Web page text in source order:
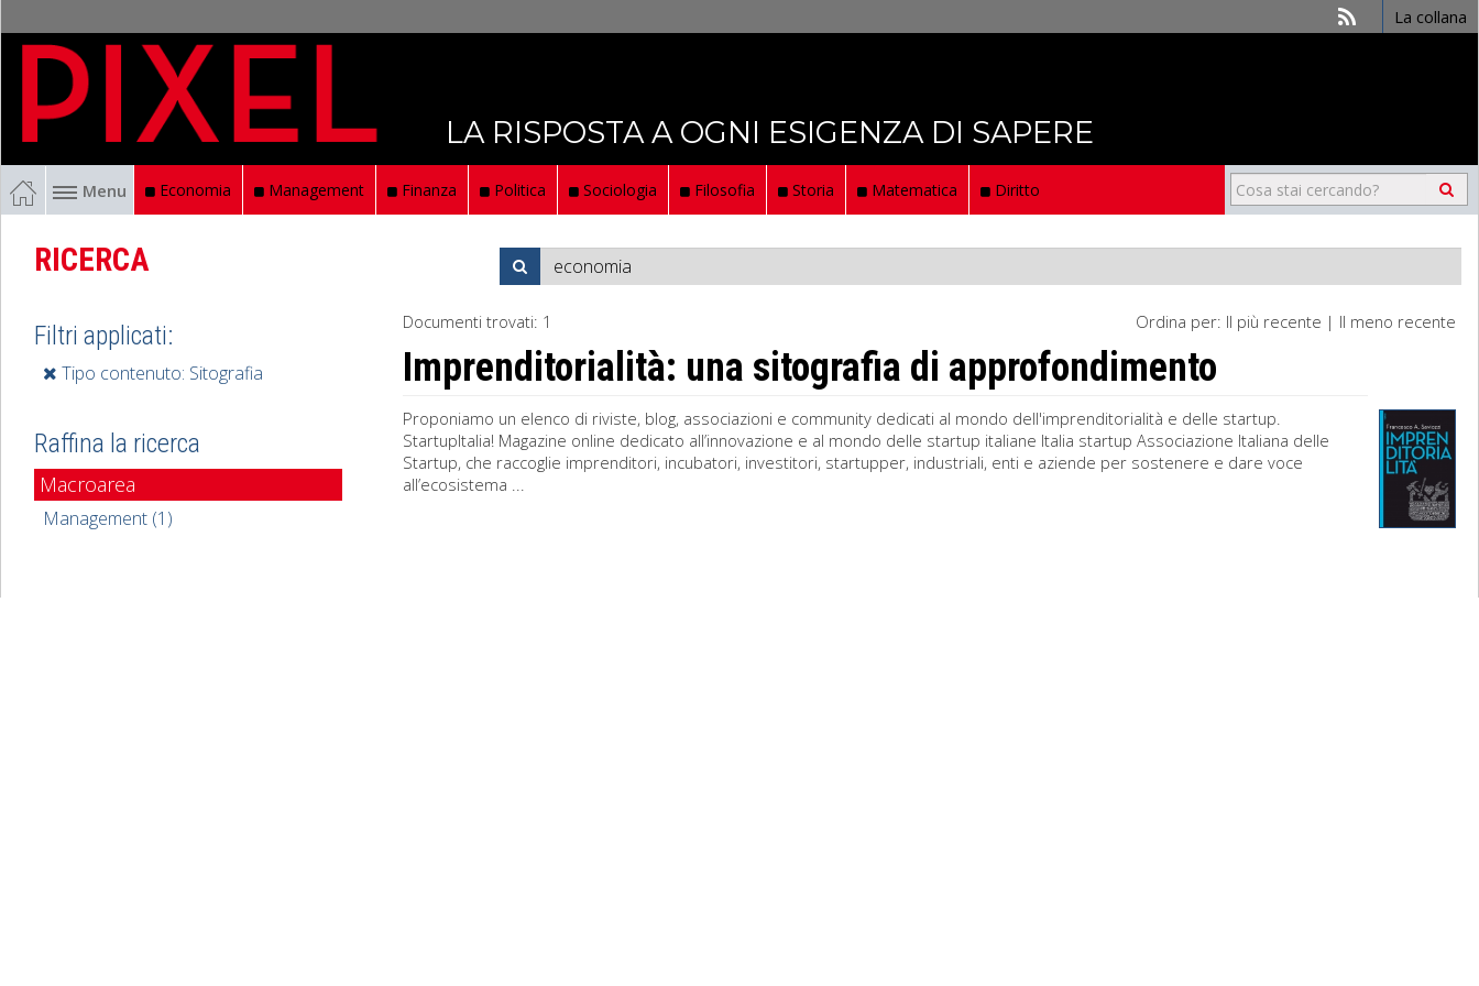
La collana
LA RISPOSTA A OGNI ESIGENZA DI SAPERE
Menu Economia Management Finanza Politica Sociologia Filosofia Storia Matematica Diritto
RICERCA
Ordina per: Il più recente | Il meno recente
Documenti trovati: 1
Imprenditorialità: una sitografia di approfondimento
Proponiamo un elenco di riviste, blog, associazioni e community dedicati al mondo dell'imprenditorialità e delle startup.
StartupItalia! Magazine online dedicato all’innovazione e al mondo delle startup italiane Italia startup Associazione Italiana delle
Startup, che raccoglie imprenditori, incubatori, investitori, startupper, industriali, enti e aziende per sostenere e dare voce
all’ecosistema ...
Filtri applicati:
Tipo contenuto: Sitografia
Raffina la ricerca
Macroarea
Management (1)